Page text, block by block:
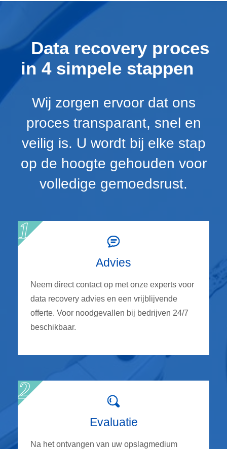
Data recovery proces
in 4 simpele stappen
Wij zorgen ervoor dat ons
proces transparant, snel en
veilig is. U wordt bij elke stap
op de hoogte gehouden voor
volledige gemoedsrust.
Advies
Neem direct contact op met onze experts voor
data recovery advies en een vrijblijvende
offerte. Voor noodgevallen bij bedrijven 24/7
beschikbaar.
Evaluatie
Na het ontvangen van uw opslagmedium